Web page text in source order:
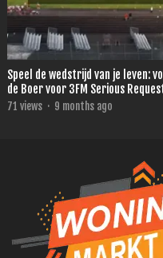
Speel de wedstrijd van je leven:
de Boer voor 3FM Serious
71 views · 9 months ago